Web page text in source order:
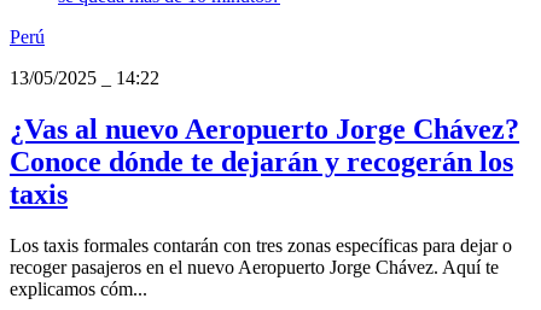
Perú
13/05/2025
14:22
¿Vas al nuevo Aeropuerto Jorge Chávez?
Conoce dónde te dejarán y recogerán los
taxis
Los taxis formales contarán con tres zonas específicas para dejar o
recoger pasajeros en el nuevo Aeropuerto Jorge Chávez. Aquí te
explicamos cóm...